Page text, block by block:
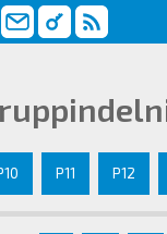
P11 P12